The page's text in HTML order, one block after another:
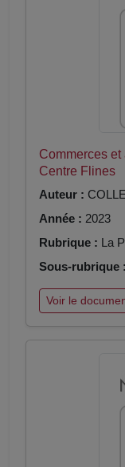
Commerces
Centre Flines
Auteur :
Année : 2023
Rubrique : La
Sous-rubrique :
Voir le